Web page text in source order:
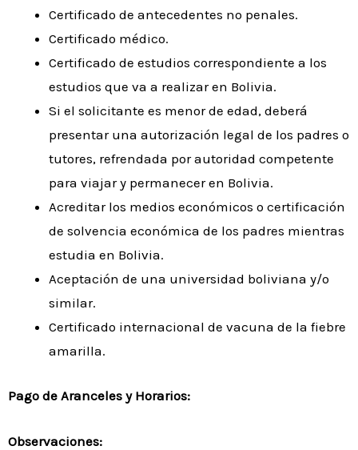
Certificado de antecedentes no penales.
Certificado médico.
Certificado de estudios correspondiente a los
estudios que va a realizar en Bolivia.
Si el solicitante es menor de edad, deberá
presentar una autorización legal de los padres o
tutores, refrendada por autoridad competente
para viajar y permanecer en Bolivia.
Acreditar los medios económicos o certificación
de solvencia económica de los padres mientras
estudia en Bolivia.
Aceptación de una universidad boliviana y/o
similar.
Certificado internacional de vacuna de la fiebre
amarilla.
Pago de Aranceles y Horarios:
Observaciones: